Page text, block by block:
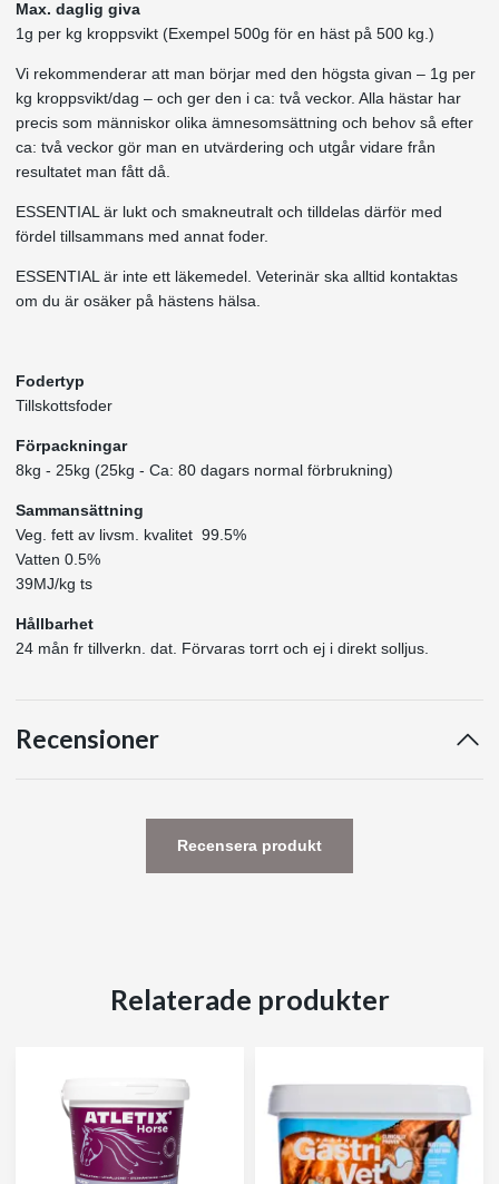
Max. daglig giva
1g per kg kroppsvikt (Exempel 500g för en häst på 500 kg.)
Vi rekommenderar att man börjar med den högsta givan – 1g per
kg kroppsvikt/dag – och ger den i ca: två veckor. Alla hästar har
precis som människor olika ämnesomsättning och behov så efter
ca: två veckor gör man en utvärdering och utgår vidare från
resultatet man fått då.
ESSENTIAL är lukt och smakneutralt och tilldelas därför med
fördel tillsammans med annat foder.
ESSENTIAL är inte ett läkemedel. Veterinär ska alltid kontaktas
om du är osäker på hästens hälsa.
Fodertyp
Tillskottsfoder
Förpackningar
8kg - 25kg (25kg - Ca: 80 dagars normal förbrukning)
Sammansättning
Veg. fett av livsm. kvalitet 99.5%
Vatten 0.5%
39MJ/kg ts
Hållbarhet
24 mån fr tillverkn. dat. Förvaras torrt och ej i direkt solljus.
Recensioner
Recensera produkt
Relaterade produkter